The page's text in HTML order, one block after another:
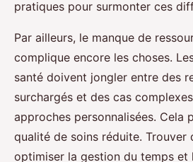
pratiques pour surmonter ces
Par ailleurs, le manque de
complique encore les choses.
santé doivent jongler entre des
surchargés et des cas
approches personnalisées. Cela
qualité de soins réduite. Trouver
optimiser la gestion du temps